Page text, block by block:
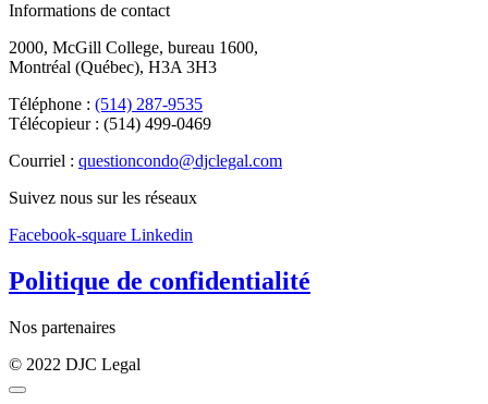
Informations de contact
2000, McGill College, bureau 1600,
Montréal (Québec), H3A 3H3
Téléphone : (514) 287-9535
Télécopieur : (514) 499-0469
Courriel : questioncondo@djclegal.com
Suivez nous sur les réseaux
Facebook-square Linkedin
Politique de confidentialité
Nos partenaires
© 2022 DJC Legal